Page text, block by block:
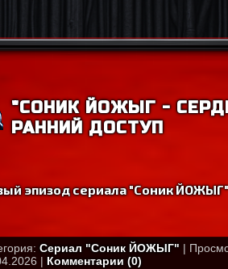
"СОНИК ЙОЖЫГ -
РАННИЙ ДОСТУП
эпизод сериала "Соник
Сериал "Соник ЙОЖЫГ" |
| Комментарии (0)